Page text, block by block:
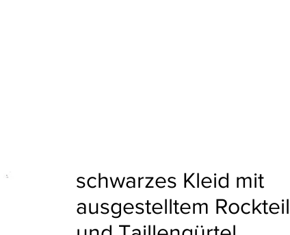
schwarzes Kleid mit
ausgestelltem Rockteil